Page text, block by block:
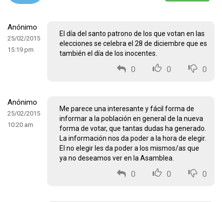
Anónimo
25/02/2015
15:19 pm
El día del santo patrono de los que votan en las
elecciones se celebra el 28 de diciembre que es
también el día de los inocentes.
0 0 0
Anónimo
25/02/2015
10:20 am
Me parece una interesante y fácil forma de
informar a la población en general de la nueva
forma de votar, que tantas dudas ha generado.
La información nos da poder a la hora de elegir.
El no elegir les da poder a los mismos/as que
ya no deseamos ver en la Asamblea.
0 0 0